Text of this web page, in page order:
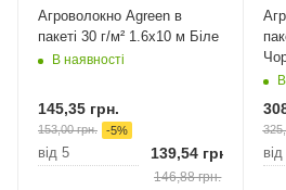
Агроволокно Agreen в
пакеті 30 г/м² 1.6х10 м Біле
В наявності
145,35 грн.
153,00грн. -5%
від 5 139,54 грн.
146,88грн.